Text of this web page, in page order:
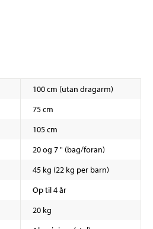
100 cm (utan dragarm)
75 cm
105 cm
20 og 7 " (bag/foran)
45 kg (22 kg per barn)
Op til 4 år
20 kg